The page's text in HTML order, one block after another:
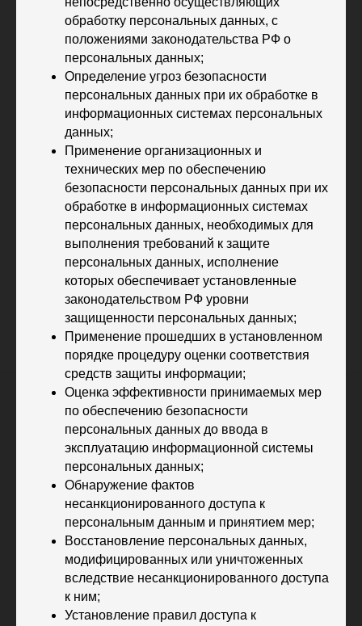
обработку персональных данных, с
положениями законодательства РФ о
персональных данных;
Определение угроз безопасности
персональных данных при их обработке в
информационных системах персональных
данных;
Применение организационных и
технических мер по обеспечению
безопасности персональных данных при их
обработке в информационных системах
персональных данных, необходимых для
выполнения требований к защите
персональных данных, исполнение
которых обеспечивает установленные
законодательством РФ уровни
защищенности персональных данных;
Применение прошедших в установленном
порядке процедуру оценки соответствия
средств защиты информации;
Оценка эффективности принимаемых мер
по обеспечению безопасности
персональных данных до ввода в
эксплуатацию информационной системы
персональных данных;
Обнаружение фактов
несанкционированного доступа к
персональным данным и принятием мер;
Восстановление персональных данных,
модифицированных или уничтоженных
вследствие несанкционированного доступа
к ним;
Установление правил доступа к
Политика конфиденциальности
Согласие на обработку персональных данных
Публичная оферта
Правила возврата и обмена товара
8 (3412) 572062 (доб. 1)